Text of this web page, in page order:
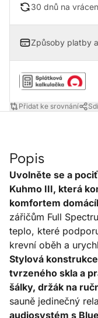
30 dnů na
Způsoby platby
Přidat ke srovnání
Popis
Uvolněte se a
Kuhmo III, která
komfortem
zářičům Full
teplo, které
krevní oběh a
Stylová
tvrzeného skla a
šálky, držák na
sauně jedinečný
audiosystém s